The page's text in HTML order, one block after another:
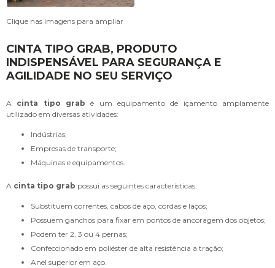
Clique nas imagens para ampliar
CINTA TIPO GRAB, PRODUTO
INDISPENSÁVEL PARA SEGURANÇA E
AGILIDADE NO SEU SERVIÇO
A cinta tipo grab é um equipamento de içamento amplamente
utilizado em diversas atividades:
Indústrias;
Empresas de transporte;
Máquinas e equipamentos.
A cinta tipo grab possui as seguintes características:
Substituem correntes, cabos de aço, cordas e laços;
Possuem ganchos para fixar em pontos de ancoragem dos objetos;
Podem ter 2, 3 ou 4 pernas;
Confeccionado em poliéster de alta resistência a tração;
Anel superior em aço.